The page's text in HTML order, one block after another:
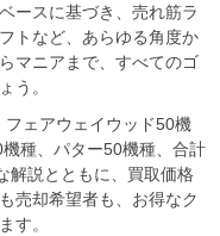
ースに基づき、売れ筋ラ
トなど、あらゆる角度か
マニアまで、すべてのゴ
う。
ェアウェイウッド50機
種、パター50機種、合計
解説とともに、買取価格
売却希望者も、お得なク
す。